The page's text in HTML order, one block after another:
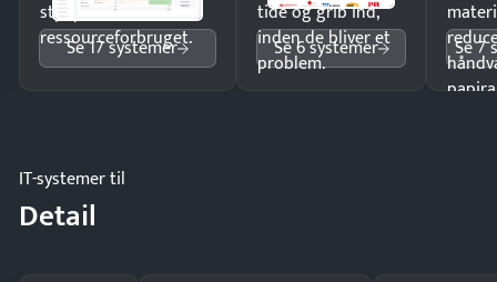
styr på
ressourceforbruget.
Se 17 systemer
tide og grib ind,
inden de bliver et
problem.
Se 6 systemer Se 7
IT-systemer til
Detail